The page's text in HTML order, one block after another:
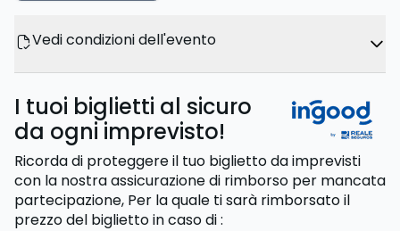
Vedi condizioni dell'evento
I tuoi biglietti al sicuro
da ogni imprevisto!
Ricorda di proteggere il tuo biglietto da imprevisti
con la nostra assicurazione di rimborso per mancata
partecipazione, Per la quale ti sarà rimborsato il
prezzo del bigliettoin caso di: